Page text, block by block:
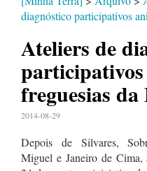
diagnóstico participativos
Ateliers de
freguesias
2014-08-29
Depois de Silvares,
Miguel e Janeiro de